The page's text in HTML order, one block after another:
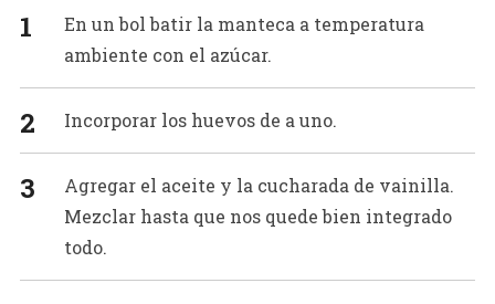
En un bol batir la manteca a temperatura
ambiente con el azúcar.
Incorporar los huevos de a uno.
Agregar el aceite y la cucharada de vainilla.
Mezclar hasta que nos quede bien integrado
todo.